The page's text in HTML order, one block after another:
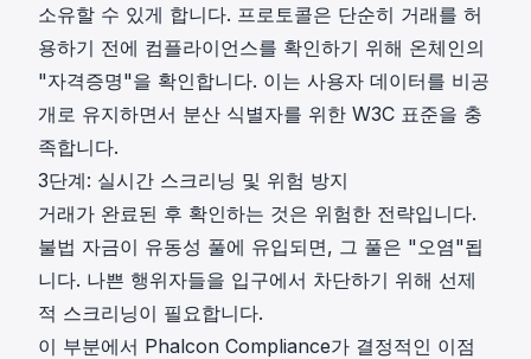
소유할 수 있게 합니다. 프로토콜은 단순히 거래를 허
용하기 전에 컴플라이언스를 확인하기 위해 온체인의
"자격증명"을 확인합니다. 이는 사용자 데이터를 비공
개로 유지하면서 분산 식별자를 위한 W3C 표준을 충
족합니다.
3단계: 실시간 스크리닝 및 위험 방지
거래가 완료된 후 확인하는 것은 위험한 전략입니다.
불법 자금이 유동성 풀에 유입되면, 그 풀은 "오염"됩
니다. 나쁜 행위자들을 입구에서 차단하기 위해 선제
적 스크리닝이 필요합니다.
이 부분에서 Phalcon Compliance가 결정적인 이점